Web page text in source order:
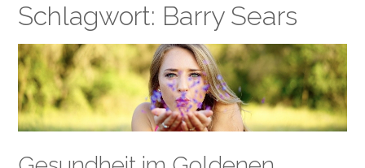
Schlagwort: Barry Sears